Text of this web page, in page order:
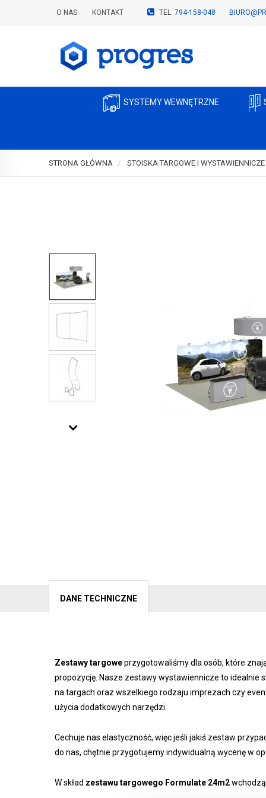
O NAS KONTAKT TEL. 794-158-048
SYSTEMY WEWNĘTRZNE
STRONA GŁÓWNA STOISKA TARGOWE I WYSTAWIENNICZE
DANE TECHNICZNE
Zestawy targoweprzygotowaliśmy dla osób, które
propozycję. Nasze zestawy wystawiennicze to
na targach oraz wszelkiego rodzaju imprezach czy
użycia dodatkowych narzędzi.
Cechuje nas elastyczność, więc jeśli jakiś zestaw
do nas, chętnie przygotujemy indywidualną wycenę w
W skład zestawu targowego Formulate 24m2